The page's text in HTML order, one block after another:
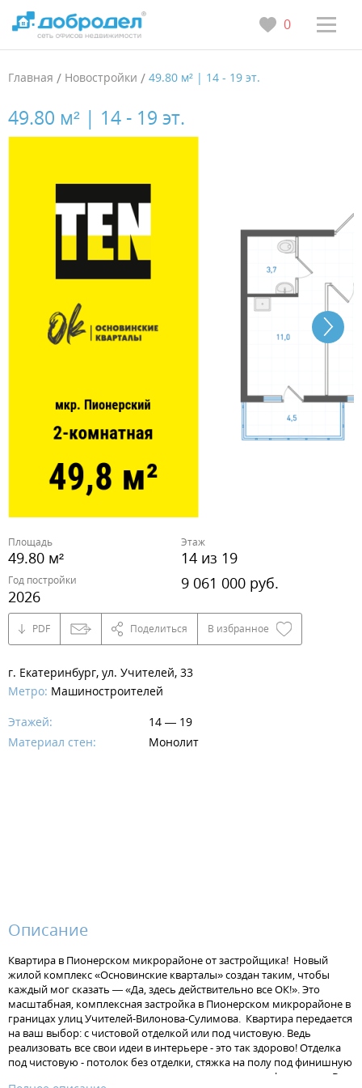
0
Главная / Новостройки / 49.80 м² | 14 - 19 эт.
49.80 м² | 14 - 19 эт.
Площадь
49.80 м²
Этаж
14 из 19
Год постройки
2026
9 061 000 руб.
PDF Поделиться В избранное
г. Екатеринбург, ул. Учителей, 33
Метро: Машиностроителей
Этажей:
14 — 19
Материал стен:
Монолит
Описание
Квартира в Пионерском микрорайоне от застройщика! Новый
жилой комплекс «Основинские кварталы» создан таким, чтобы
каждый мог сказать — «Да, здесь действительно все ОК!». Это
масштабная, комплексная застройка в Пионерском микрорайоне в
границах улиц Учителей-Вилонова-Сулимова. Квартира передается
на ваш выбор: с чистовой отделкой или под чистовую. Ведь
реализовать все свои идеи в интерьере - это так здорово! Отделка
под чистовую - потолок без отделки, стяжка на полу под финишную
отделку, штукатурка на стенах, установлена электрофурнитура. В